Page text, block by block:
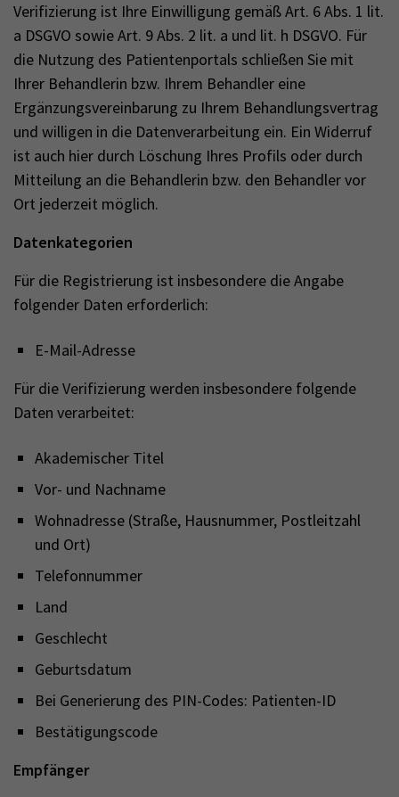
Verifizierung ist Ihre Einwilligung gemäß Art. 6 Abs. 1 lit.
a DSGVO sowie Art. 9 Abs. 2 lit. a und lit. h DSGVO. Für
die Nutzung des Patientenportals schließen Sie mit
Ihrer Behandlerin bzw. Ihrem Behandler eine
Ergänzungsvereinbarung zu Ihrem Behandlungsvertrag
und willigen in die Datenverarbeitung ein. Ein Widerruf
ist auch hier durch Löschung Ihres Profils oder durch
Mitteilung an die Behandlerin bzw. den Behandler vor
Ort jederzeit möglich.
Datenkategorien
Für die Registrierung ist insbesondere die Angabe
folgender Daten erforderlich:
E-Mail-Adresse
Für die Verifizierung werden insbesondere folgende
Daten verarbeitet:
Akademischer Titel
Vor- und Nachname
Wohnadresse (Straße, Hausnummer, Postleitzahl
und Ort)
Telefonnummer
Land
Geschlecht
Geburtsdatum
Bei Generierung des PIN-Codes: Patienten-ID
Bestätigungscode
Empfänger